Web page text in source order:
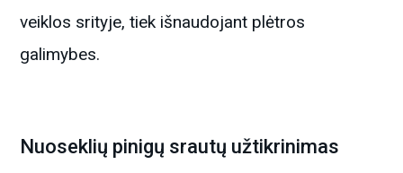
veiklos srityje, tiek išnaudojant plėtros
galimybes.
Nuoseklių pinigų srautų užtikrinimas